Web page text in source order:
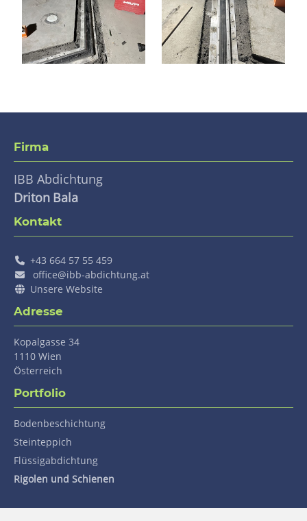
Firma
IBB Abdichtung
Driton Bala
Kontakt
+43 664 57 55 459
office@ibb-abdichtung.at
Unsere Website
Adresse
Kopalgasse 34
1110 Wien
Österreich
Portfolio
Navigation
überspringen
Bodenbeschichtung
Steinteppich
Flüssigabdichtung
Rigolen und Schienen